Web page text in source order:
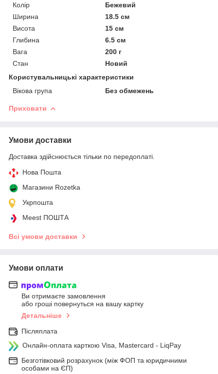
Колір
Бежевий
Ширина
18.5 см
Висота
15 см
Глибина
6.5 см
Вага
200 г
Стан
Новий
Користувальницькі характеристики
Вікова група
Без обмежень
Приховати
Умови доставки
Доставка здійснюється тільки по передоплаті.
Нова Пошта
Магазини Rozetka
Укрпошта
Meest ПОШТА
Всі умови доставки
Умови оплати
Ви отримаєте замовлення
або гроші повернуться на вашу картку
Детальніше
Післяплата
Онлайн-оплата карткою Visa, Mastercard - LiqPay
Безготівковий розрахунок (між ФОП та юридичними
особами на ЄП)